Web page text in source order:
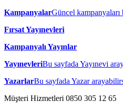
KampanyalarGüncel
Fırsat Yayınevleri
Kampanyalı Yayınlar
YayınevleriBu sayfada Yayınevi
YazarlarBu sayfada Yazar
Müşteri Hizmetleri 0850 305 12 65